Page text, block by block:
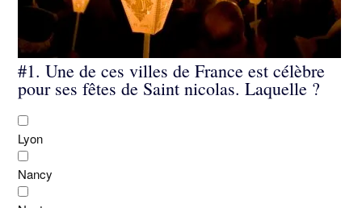
#1. Une de ces villes de France est célèbre
pour ses fêtes de Saint nicolas. Laquelle ?
Lyon
Nancy